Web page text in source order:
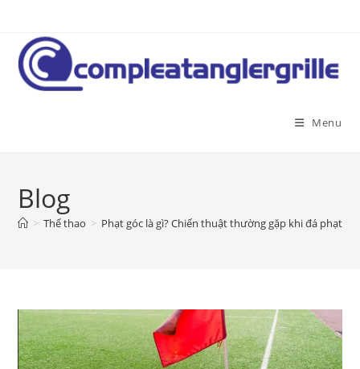
content
Menu
Blog
> Thể thao > Phạt góc là gì? Chiến thuật thường gặp khi đá phạt